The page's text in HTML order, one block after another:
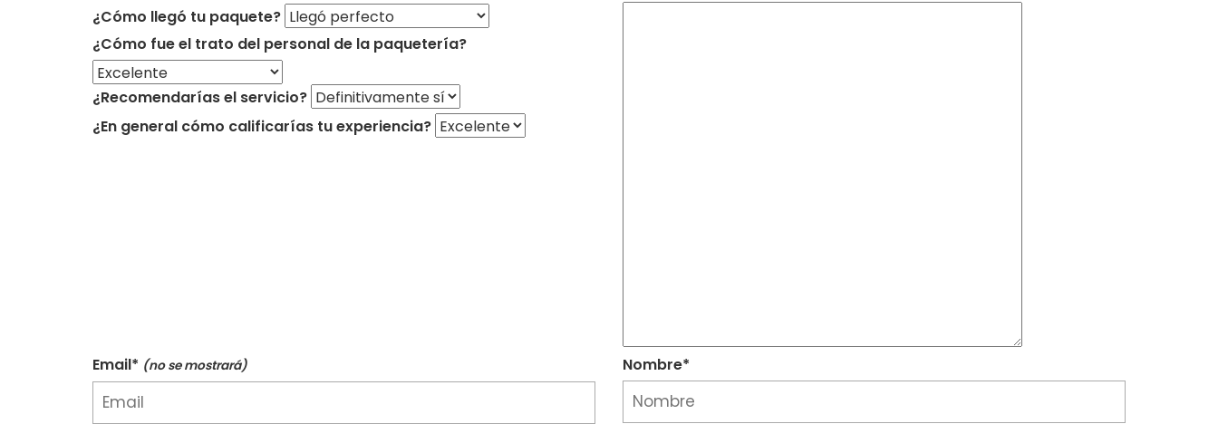
¿Cómo llegó tu paquete?
¿Cómo fue el trato del personal de la paquetería?
¿Recomendarías el servicio?
¿En general cómo calificarías tu experiencia?
Email* (no se mostrará) Nombre*